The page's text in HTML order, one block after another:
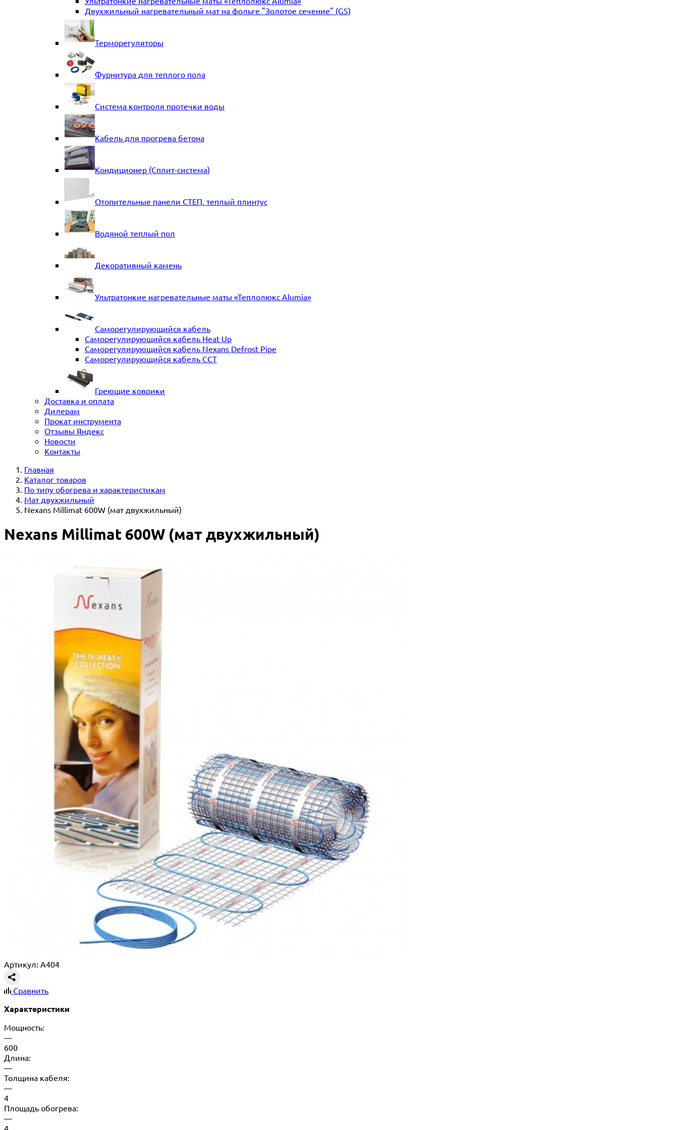
Двухжильный нагревательный мат на фольге "Золотое сечение" (GS)
Терморегуляторы
Фурнитура для теплого пола
Система контроля протечки воды
Кабель для прогрева бетона
Кондиционер (Сплит-система)
Отопительные панели СТЕП, теплый плинтус
Водяной теплый пол
Декоративный камень
Ультратонкие нагревательные маты «Теплолюкс Alumia»
Саморегулирующийся кабель
Саморегулирующийся кабель Heat Up
Саморегулирующийся кабель Nexans Defrost Pipe
Саморегулирующийся кабель ССТ
Греющие коврики
Доставка и оплата
Дилерам
Прокат инструмента
Отзывы Яндекс
Новости
Контакты
Главная
Каталог товаров
По типу обогрева и характеристикам
Мат двухжильный
Nexans Millimat 600W (мат двухжильный)
Nexans Millimat 600W (мат двухжильный)
Артикул: A404
Сравнить
Характеристики
Мощность:
—
600
Длина:
—
Толщина кабеля:
—
4
Площадь обогрева:
—